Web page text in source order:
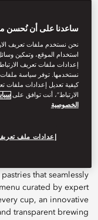
with contemporary
elegance.
Book Table
Viennese coffeehouse
that seamlessly
curated by expert
cup, an innovative
transparent brewing
ساعدنا على أن نُحسن
نحن نستخدم ملفات تعريف
استخدام الموقع، وتمكين
إعدادات ملفات تعريف
نستخدمها. توفر سياسة ملفات
كيفية تعديل إعدادات ملفات
الارتباط”، أنت توافق على
الخصوصية
إعدادات ملف تعريف